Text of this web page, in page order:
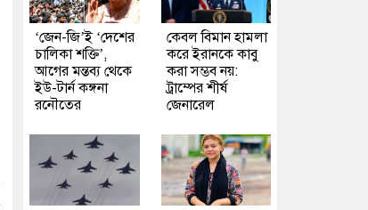
‘জেন-জি’ই ‘দেশের
চালিকা শক্তি’,
আগের মন্তব্য থেকে
ইউ-টার্ন কঙ্গনা
রনৌতের
কেবল বিমান হামলা
করে ইরানকে কাবু
করা সম্ভব নয়:
ট্রাম্পের শীর্ষ
জেনারেল